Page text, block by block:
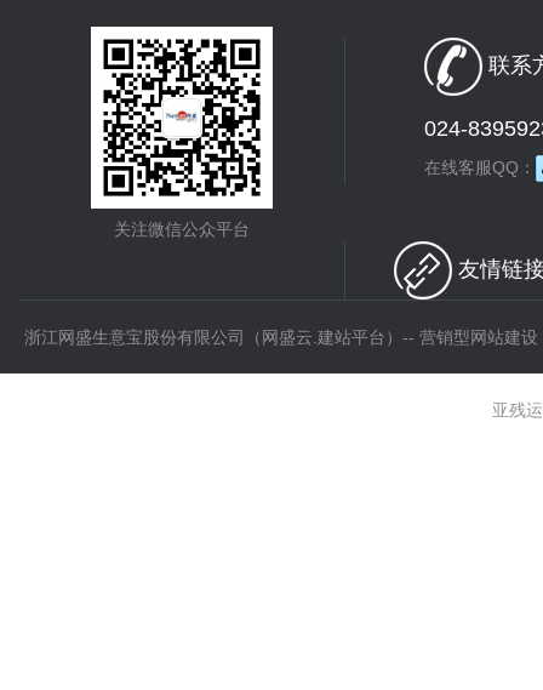
关注微信公众平台
联系
024-
在线客服QQ：
友情链
浙江网盛生意宝股份有限公司（网盛云.建站平台）-- 营销型网站建
亚残